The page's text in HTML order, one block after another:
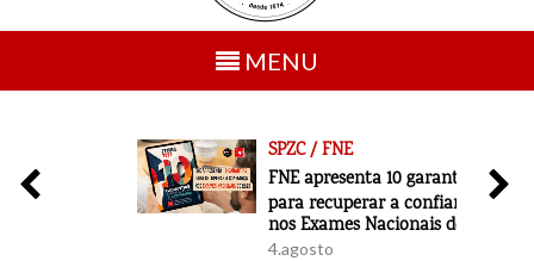
Toggle
navigation
MENU
SPZC / FNE
FNE apresenta 10 garantias
para recuperar a confiança
nos Exames Nacionais de 2027
4.agosto